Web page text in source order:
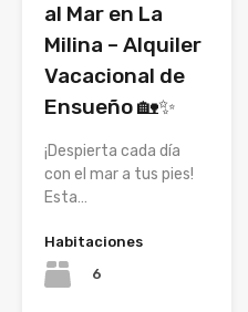
al Mar en La
Milina – Alquiler
Vacacional de
Ensueño 🏡✨
¡Despierta cada día
con el mar a tus pies!
Esta…
Habitaciones
6